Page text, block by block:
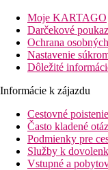
vybudovanému
množstvom
Vo svojom živle
najrôznejších
pláže: pri
centrá: 9 km
nákupných
Popis izby
Moje KARTAGO
Darčekové
Ochrana
Nastavenie
Dôležité
Informácie k zájazdu
Cestovné poistenie
Často kladené
Podmienky pre
Služby k
Vstupné a